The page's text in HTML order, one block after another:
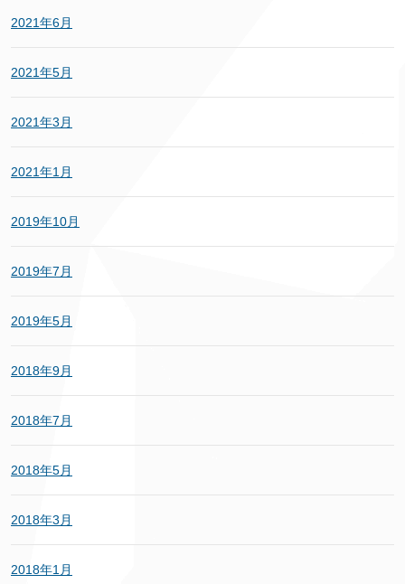
2021年6月
2021年5月
2021年3月
2021年1月
2019年10月
2019年7月
2019年5月
2018年9月
2018年7月
2018年5月
2018年3月
2018年1月